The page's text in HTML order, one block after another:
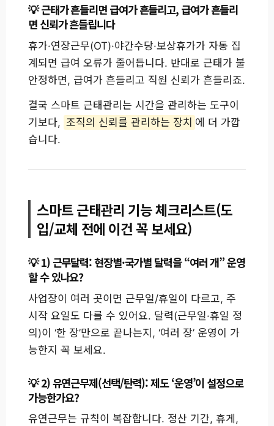
근태가 흔들리면 급여가 흔들리고, 급여가 흔들리
면 신뢰가 흔들립니다
휴가·연장근무(OT)·야간수당·보상휴가가 자동 집
계되면 급여 오류가 줄어듭니다. 반대로 근태가 불
안정하면, 급여가 흔들리고 직원 신뢰가 흔들리죠.
결국 스마트 근태관리는 시간을 관리하는 도구이
기보다, 조직의 신뢰를 관리하는 장치 에 더 가깝
습니다.
스마트 근태관리 기능 체크리스트(도
입/교체 전에 이건 꼭 보세요)
1) 근무달력: 현장별·국가별 달력을 “여러 개” 운영
할 수 있나요?
사업장이 여러 곳이면 근무일/휴일이 다르고, 주
시작 요일도 다를 수 있어요. 달력(근무일·휴일 정
의)이 ‘한 장’만으로 끝나는지, ‘여러 장’ 운영이 가
능한지 꼭 보세요.
2) 유연근무제(선택/탄력): 제도 ‘운영’이 설정으로
가능한가요?
유연근무는 규칙이 복잡합니다. 정산 기간, 휴게,